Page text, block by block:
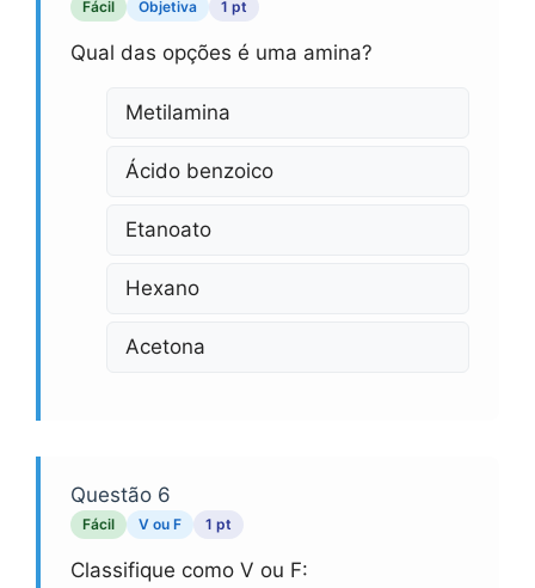
Fácil Objetiva 1 pt
Qual das opções é uma amina?
Metilamina
Ácido benzoico
Etanoato
Hexano
Acetona
Questão 6
Fácil V ou F 1 pt
Classifique como V ou F: